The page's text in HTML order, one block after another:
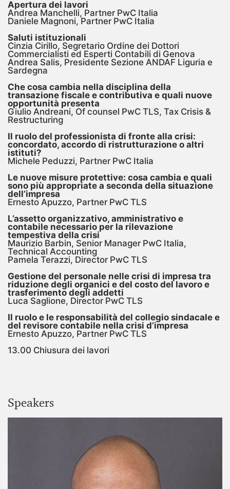
Apertura dei lavori
Andrea Manchelli, Partner PwC Italia
Daniele Magnoni, Partner PwC Italia
Saluti istituzionali
Cinzia Cirillo, Segretario Ordine dei Dottori
Commercialisti ed Esperti Contabili di Genova
Andrea Salis, Presidente Sezione ANDAF Liguria e
Sardegna
Che cosa cambia nella disciplina della
transazione fiscale e contributiva e quali nuove
opportunità presenta
Giulio Andreani, Of counsel PwC TLS, Tax Crisis &
Restructuring
Il ruolo del professionista di fronte alla crisi:
concordato, accordo di ristrutturazione o altri
istituti?
Michele Peduzzi, Partner PwC Italia
Le nuove misure protettive: cosa cambia e quali
sono più appropriate a seconda della situazione
dell’impresa
Ernesto Apuzzo, Partner PwC TLS
L’assetto organizzativo, amministrativo e
contabile necessario per la rilevazione
tempestiva della crisi
Maurizio Barbin, Senior Manager PwC Italia,
Technical Accounting
Pamela Terazzi, Director PwC TLS
Gestione del personale nelle crisi di impresa tra
riduzione degli organici e del costo del lavoro e
trasferimento degli addetti
Luca Saglione, Director PwC TLS
Il ruolo e le responsabilità del collegio sindacale e
del revisore contabile nella crisi d’impresa
Ernesto Apuzzo, Partner PwC TLS
13.00 Chiusura dei lavori
Speakers